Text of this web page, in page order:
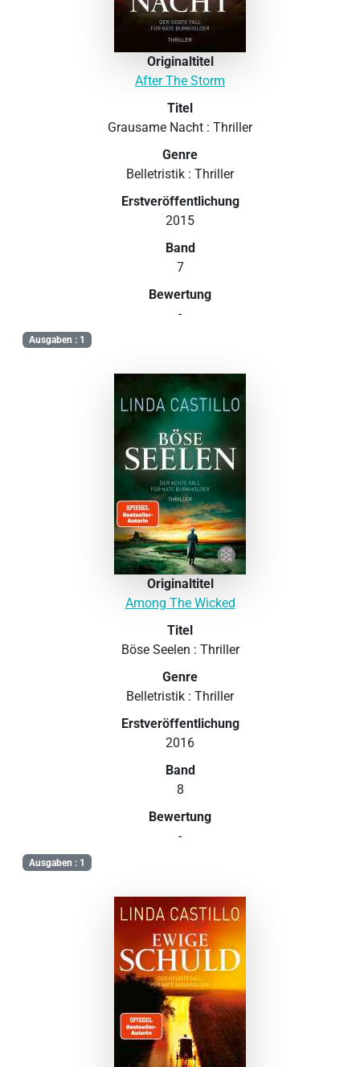
Originaltitel
After The Storm
Titel
Grausame Nacht : Thriller
Genre
Belletristik : Thriller
Erstveröffentlichung
2015
Band
7
Bewertung
-
Ausgaben : 1
Originaltitel
Among The Wicked
Titel
Böse Seelen : Thriller
Genre
Belletristik : Thriller
Erstveröffentlichung
2016
Band
8
Bewertung
-
Ausgaben : 1